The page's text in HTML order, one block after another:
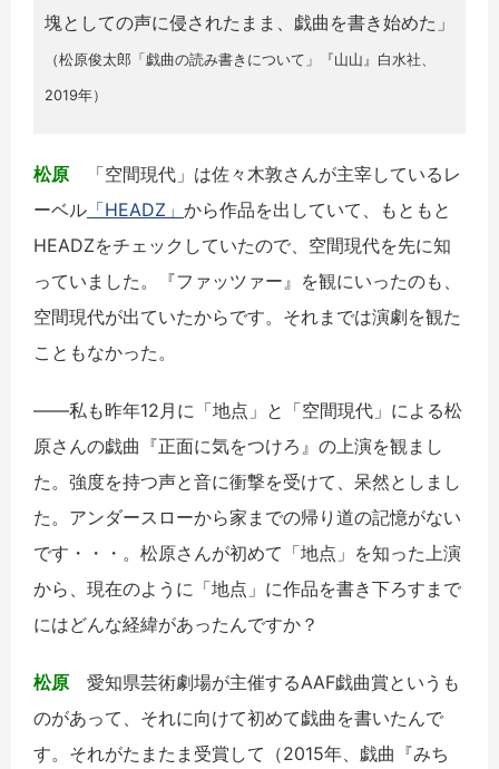
塊としての声に侵されたまま、戯曲を書き始めた」
（松原俊太郎「戯曲の読み書きについて」『山山』白水社、
2019年）
松原 「空間現代」は佐々木敦さんが主宰しているレ
ーベル 「HEADZ」 から作品を出していて、もともと
HEADZをチェックしていたので、空間現代を先に知
っていました。『ファッツァー』を観にいったのも、
空間現代が出ていたからです。それまでは演劇を観た
こともなかった。
――私も昨年12月に「地点」と「空間現代」による松
原さんの戯曲『正面に気をつけろ』の上演を観まし
た。強度を持つ声と音に衝撃を受けて、呆然としまし
た。アンダースローから家までの帰り道の記憶がない
です・・・。松原さんが初めて「地点」を知った上演
から、現在のように「地点」に作品を書き下ろすまで
にはどんな経緯があったんですか？
松原 愛知県芸術劇場が主催するAAF戯曲賞というも
のがあって、それに向けて初めて戯曲を書いたんで
す。それがたまたま受賞して（2015年、戯曲『みち